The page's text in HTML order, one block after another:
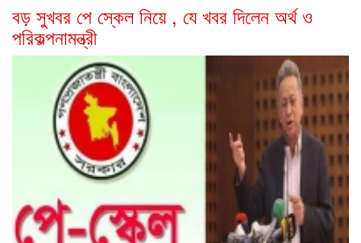
বড় সুখবর পে স্কেল নিয়ে , যে খবর দিলেন অর্থ ও
পরিকল্পনামন্ত্রী